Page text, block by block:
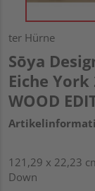
ter Hürne
Sōya
Eiche
WOOD
121,29 x 22,23
Down